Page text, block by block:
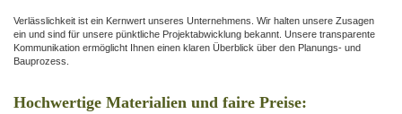
Verlässlichkeit ist ein Kernwert unseres Unternehmens. Wir halten unsere Zusagen
ein und sind für unsere pünktliche Projektabwicklung bekannt. Unsere transparente
Kommunikation ermöglicht Ihnen einen klaren Überblick über den Planungs- und
Bauprozess.
Hochwertige Materialien und faire Preise: